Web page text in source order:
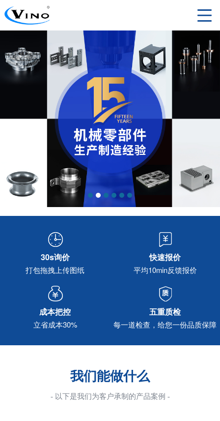
30s询价
打包拖拽上传图纸
快速报价
平均10min反馈报价
成本把控
立省成本30%
五重质检
每一道检查，给您一份品质保障
我们能做什么
- 以下是我们为客户承制的产品案例 -